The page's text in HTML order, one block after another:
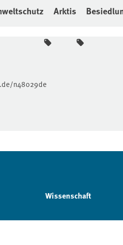
Arktis
n48029de
Wissenschaft